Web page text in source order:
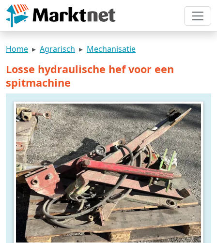
Home Agrarisch Mechanisatie
Losse hydraulische hef voor een
spitmachine